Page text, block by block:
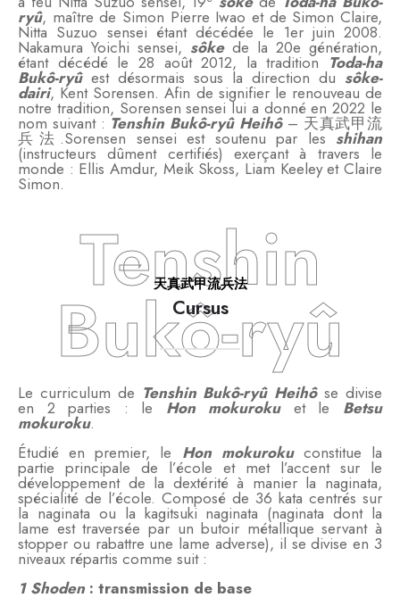
ryû, maître de Simon Pierre Iwao et de Simon Claire,
Nitta Suzuo sensei étant décédée le 1er juin 2008.
Nakamura Yoichi sensei, sôke de la 20e génération,
étant décédé le 28 août 2012, la tradition Toda-ha
Bukô-ryû est désormais sous la direction du sôke-
dairi, Kent Sorensen. Afin de signifier le renouveau de
notre tradition, Sorensen sensei lui a donné en 2022 le
nom suivant : Tenshin Bukô-ryû Heihô– 天真武甲流
兵法.Sorensen sensei est soutenu par les shihan
(instructeurs dûment certifiés) exerçant à travers le
monde : Ellis Amdur, Meik Skoss, Liam Keeley et Claire
Simon.
天真武甲流兵法
Cursus
Tenshin
Bukô-ryû
Le curriculum de Tenshin Bukô-ryû Heihôse divise
en 2 parties : le Hon mokurokuet le Betsu
mokuroku.
Étudié en premier, le Hon mokurokuconstitue la
partie principale de l’école et met l’accent sur le
développement de la dextérité à manier la naginata,
spécialité de l’école. Composé de 36 kata centrés sur
la naginata ou la kagitsuki naginata (naginata dont la
lame est traversée par un butoir métallique servant à
stopper ou rabattre une lame adverse), il se divise en 3
niveaux répartis comme suit :
1 Shoden : transmission de base